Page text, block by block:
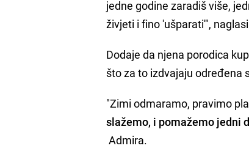
jedne godine zaradiš više,
živjeti i fino 'ušparati'",
Dodaje da njena porodica
što za to izdvajaju određena
"Zimi odmaramo, pravimo
slažemo, i pomažemo jedni
Admira.